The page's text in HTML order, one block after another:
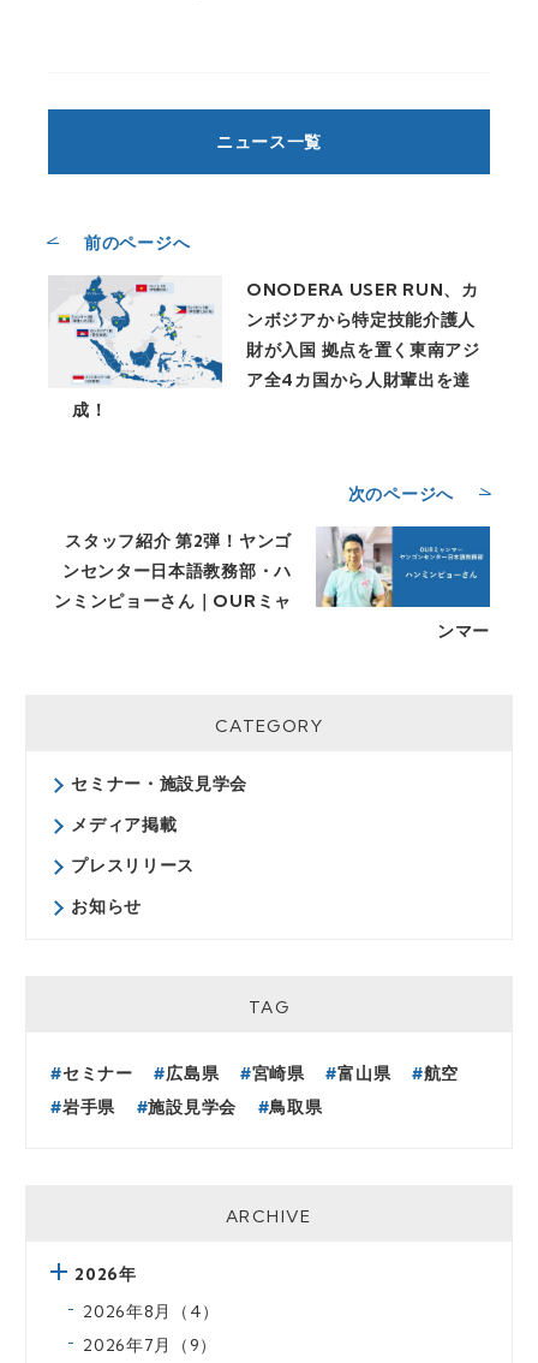
ニュース一覧
前のページへ
ONODERA USER RUN、カ
ンボジアから特定技能介護人
財が入国 拠点を置く東南アジ
ア全4カ国から人財輩出を達
成！
次のページへ
スタッフ紹介 第2弾！ヤンゴ
ンセンター日本語教務部・ハ
ンミンピョーさん｜OURミャ
ンマー
CATEGORY
セミナー・施設見学会
メディア掲載
プレスリリース
お知らせ
TAG
セミナー 広島県 宮崎県 富山県
航空
岩手県
施設見学会 鳥取県
ARCHIVE
2026年
2026年8月（4）
2026年7月（9）